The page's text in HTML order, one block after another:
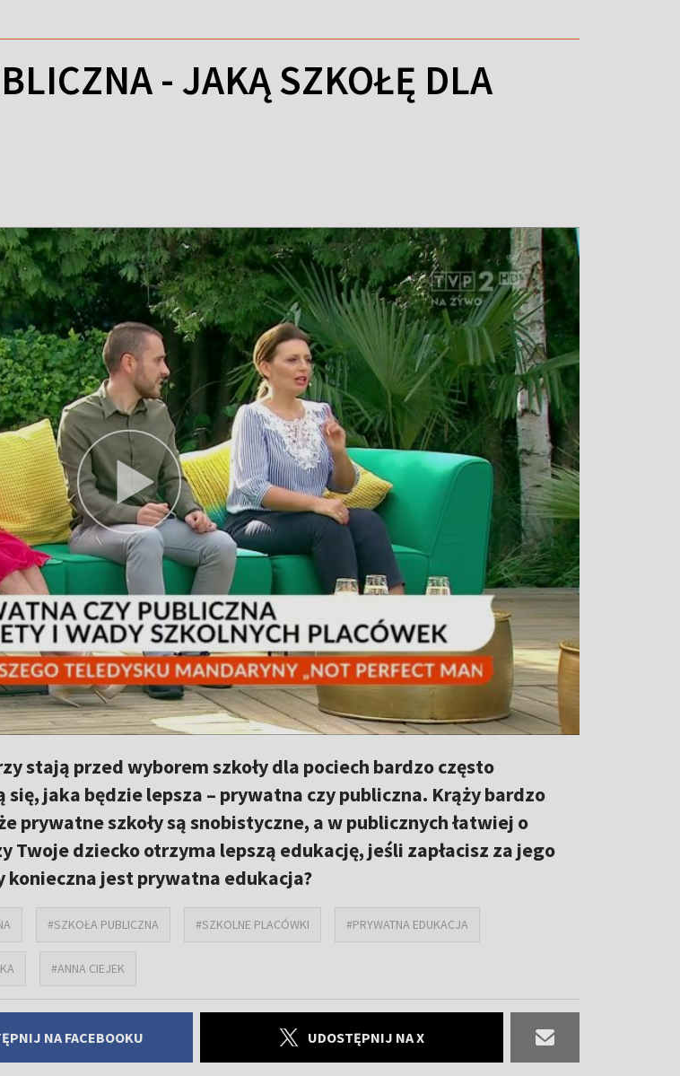
- JAKĄ SZKOŁĘ DLA
stają przed wyborem szkoły dla pociech bardzo często
jaka będzie lepsza – prywatna czy publiczna. Krąży bardzo
prywatne szkoły są snobistyczne, a w publicznych łatwiej o
Twoje dziecko otrzyma lepszą edukację, jeśli zapłacisz za jego
konieczna jest prywatna edukacja?
#SZKOŁA PUBLICZNA #SZKOLNE PLACÓWKI #PRYWATNA EDUKACJA
#ANNA CIEJEK
NA FACEBOOKU UDOSTĘPNIJ NA X